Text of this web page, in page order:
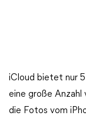
iCloud bietet nur
eine große Anzahl
die Fotos vom